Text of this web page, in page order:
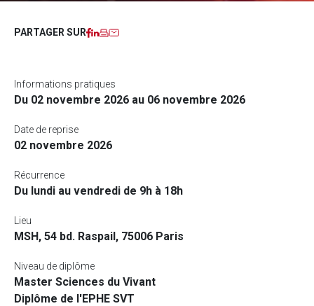
PARTAGER SUR Facebook
LinkedIn
Imprimer
Informations pratiques
Du 02 novembre 2026 au 06 novembre 2026
Date de reprise
02 novembre 2026
Récurrence
Du lundi au vendredi de 9h à 18h
Lieu
MSH, 54 bd. Raspail, 75006 Paris
Niveau de diplôme
Master Sciences du Vivant
Diplôme de l'EPHE SVT